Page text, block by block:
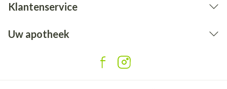
Klantenservice
Uw apotheek